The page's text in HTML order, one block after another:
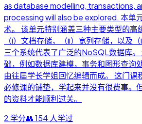
as database modelling, transactions,
processing will also be explored. 本单
术。 该单元特别涵盖三种主要类型的高
（i）文档存储，（ii）宽列存储，以及
三个系统代表了广泛的NoSQL数据库
础，例如数据库建模，事务和图形查询
由往届学长学姐回忆编辑而成。 这门课
必修课的铺垫，学起来并没有很费事。
的资料才能顺利过关。
2 学分👥154 人学过